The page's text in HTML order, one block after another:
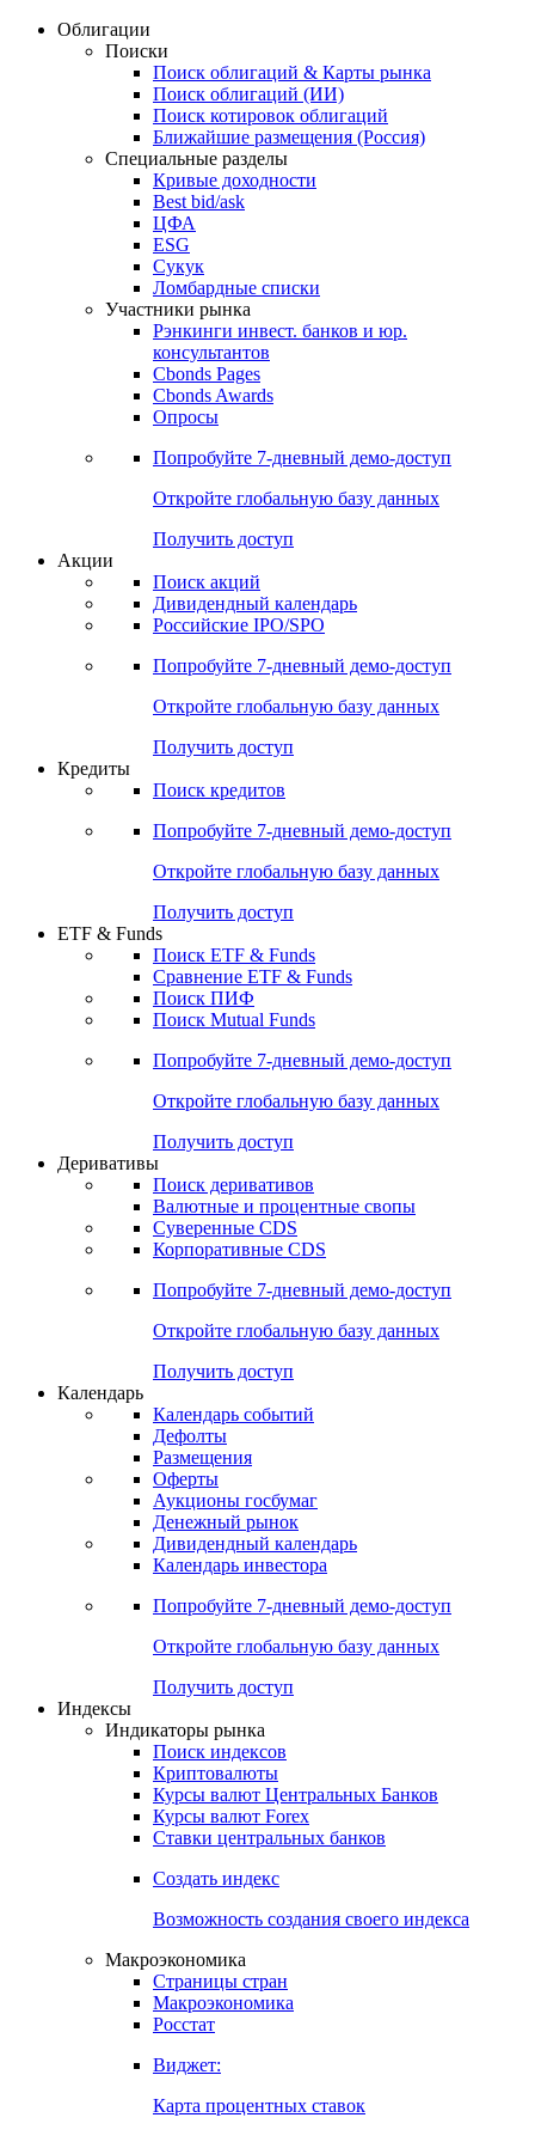
Облигации
Поиски
Поиск облигаций & Карты рынка
Поиск облигаций (ИИ)
Поиск котировок облигаций
Ближайшие размещения (Россия)
Специальные разделы
Кривые доходности
Best bid/ask
ЦФА
ESG
Сукук
Ломбардные списки
Участники рынка
Рэнкинги инвест. банков и юр.
консультантов
Cbonds Pages
Cbonds Awards
Опросы
Попробуйте 7-дневный демо-доступ
Откройте глобальную базу данных
Получить доступ
Акции
Поиск акций
Дивидендный календарь
Российские IPO/SPO
Попробуйте 7-дневный демо-доступ
Откройте глобальную базу данных
Получить доступ
Кредиты
Поиск кредитов
Попробуйте 7-дневный демо-доступ
Откройте глобальную базу данных
Получить доступ
ETF & Funds
Поиск ETF & Funds
Сравнение ETF & Funds
Поиск ПИФ
Поиск Mutual Funds
Попробуйте 7-дневный демо-доступ
Откройте глобальную базу данных
Получить доступ
Деривативы
Поиск деривативов
Валютные и процентные свопы
Суверенные CDS
Корпоративные CDS
Попробуйте 7-дневный демо-доступ
Откройте глобальную базу данных
Получить доступ
Календарь
Календарь событий
Дефолты
Размещения
Оферты
Аукционы госбумаг
Денежный рынок
Дивидендный календарь
Календарь инвестора
Попробуйте 7-дневный демо-доступ
Откройте глобальную базу данных
Получить доступ
Индексы
Индикаторы рынка
Поиск индексов
Криптовалюты
Курсы валют Центральных Банков
Курсы валют Forex
Ставки центральных банков
Создать индекс
Возможность создания своего индекса
Макроэкономика
Страницы стран
Макроэкономика
Росстат
Виджет:
Карта процентных ставок